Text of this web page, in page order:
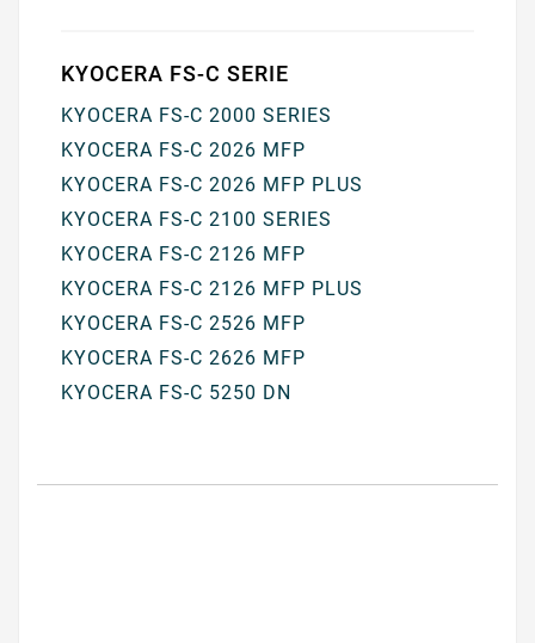
KYOCERA FS-C SERIE
KYOCERA FS-C 2000 SERIES
KYOCERA FS-C 2026 MFP
KYOCERA FS-C 2026 MFP PLUS
KYOCERA FS-C 2100 SERIES
KYOCERA FS-C 2126 MFP
KYOCERA FS-C 2126 MFP PLUS
KYOCERA FS-C 2526 MFP
KYOCERA FS-C 2626 MFP
KYOCERA FS-C 5250 DN